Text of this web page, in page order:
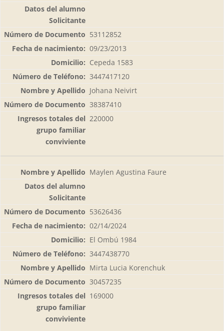
53112852
09/23/2013
Cepeda 1583
3447417120
Johana Neivirt
38387410
220000
Maylen Agustina Faure
53626436
02/14/2024
El Ombú 1984
3447438770
Mirta Lucia Korenchuk
30457235
169000